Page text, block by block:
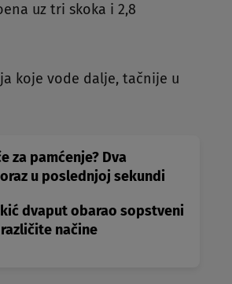
uz tri skoka i 2,8
koje vode dalje, tačnije u
za pamćenje? Dva
u poslednjoj sekundi
dvaput obarao sopstveni
načine